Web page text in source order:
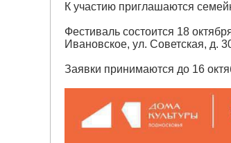
К участию приглашаются
Фестиваль состоится 18
Ивановское, ул. Советская, д.
Заявки принимаются до 16